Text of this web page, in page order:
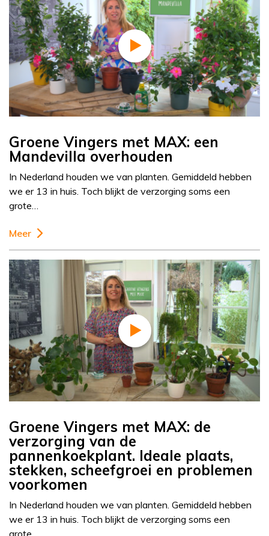
Groene Vingers met MAX: een
Mandevilla overhouden
In Nederland houden we van planten. Gemiddeld hebben
we er 13 in huis. Toch blijkt de verzorging soms een
grote…
Meer
Groene Vingers met MAX: de
verzorging van de
pannenkoekplant. Ideale plaats,
stekken, scheefgroei en problemen
voorkomen
In Nederland houden we van planten. Gemiddeld hebben
we er 13 in huis. Toch blijkt de verzorging soms een